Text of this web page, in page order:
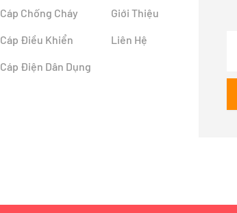
Cáp Chống Cháy
Cáp Điều Khiển
Cáp Điện Dân Dụng
Giới Thiệu
Liên Hệ